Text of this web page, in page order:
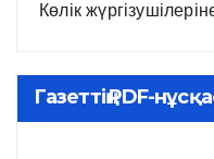
Көлік
Газеттің PDF-